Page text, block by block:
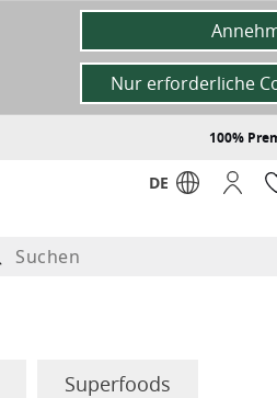
100%
DE
Superfoods
Nur erforderliche